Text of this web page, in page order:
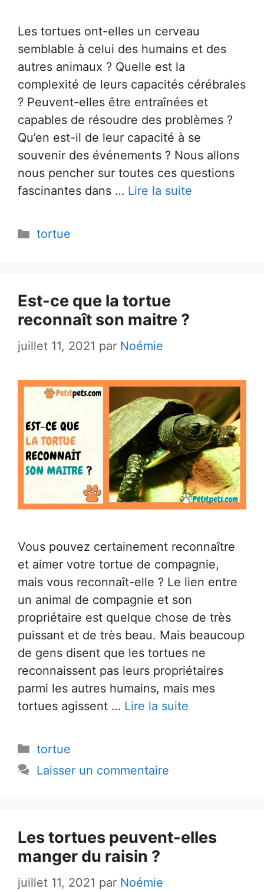
Les tortues ont-elles un cerveau
semblable à celui des humains et des
autres animaux ? Quelle est la
complexité de leurs capacités cérébrales
? Peuvent-elles être entraînées et
capables de résoudre des problèmes ?
Qu’en est-il de leur capacité à se
souvenir des événements ? Nous allons
nous pencher sur toutes ces questions
fascinantes dans … Lire la suite
Catégories
tortue
Est-ce que la tortue
reconnaît son maitre ?
juillet 11, 2021 par Noémie
Vous pouvez certainement reconnaître
et aimer votre tortue de compagnie,
mais vous reconnaît-elle ? Le lien entre
un animal de compagnie et son
propriétaire est quelque chose de très
puissant et de très beau. Mais beaucoup
de gens disent que les tortues ne
reconnaissent pas leurs propriétaires
parmi les autres humains, mais mes
tortues agissent … Lire la suite
Catégories
tortue
Laisser un commentaire
Les tortues peuvent-elles
manger du raisin ?
juillet 11, 2021 par Noémie